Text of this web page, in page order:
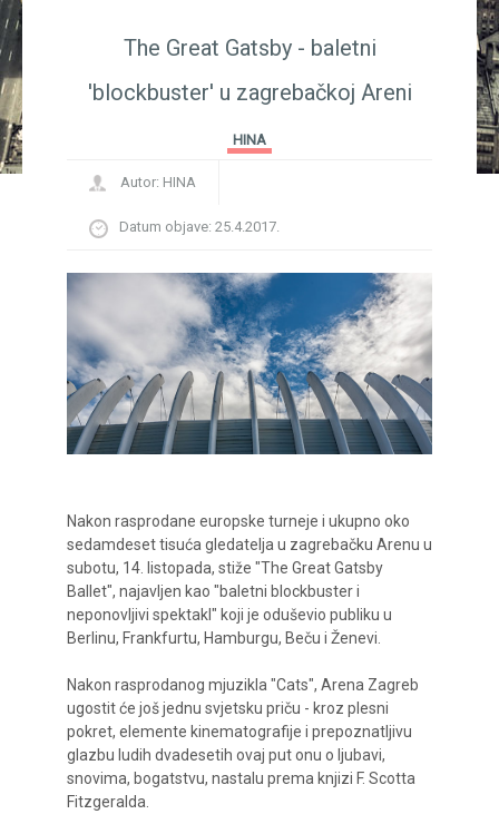
The Great Gatsby - baletni
'blockbuster' u zagrebačkoj Areni
HINA
Autor: HINA
Datum objave: 25.4.2017.
Nakon rasprodane europske turneje i ukupno oko
sedamdeset tisuća gledatelja u zagrebačku Arenu u
subotu, 14. listopada, stiže "The Great Gatsby
Ballet", najavljen kao "baletni blockbuster i
neponovljivi spektakl" koji je oduševio publiku u
Berlinu, Frankfurtu, Hamburgu, Beču i Ženevi.
Nakon rasprodanog mjuzikla "Cats", Arena Zagreb
ugostit će još jednu svjetsku priču - kroz plesni
pokret, elemente kinematografije i prepoznatljivu
glazbu ludih dvadesetih ovaj put onu o ljubavi,
snovima, bogatstvu, nastalu prema knjizi F. Scotta
Fitzgeralda.